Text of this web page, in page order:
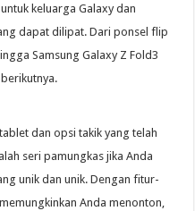
keluarga Galaxy dan
dapat dilipat. Dari ponsel flip
Samsung Galaxy Z Fold3
dan opsi takik yang telah
seri pamungkas jika Anda
unik dan unik. Dengan fitur-
Anda menonton,